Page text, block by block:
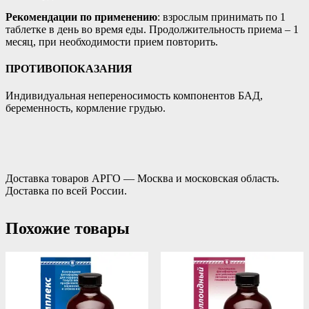
Рекомендации по применению: взрослым принимать по 1
таблетке в день во время еды. Продолжительность приема – 1
месяц, при необходимости прием повторить.
ПРОТИВОПОКАЗАНИЯ
Индивидуальная непереносимость компонентов БАД,
беременность, кормление грудью.
Доставка товаров АРГО — Москва и московская область.
Доставка по всей России.
Похожие товары